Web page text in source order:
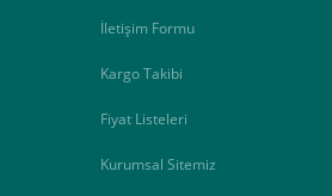
İletişim Formu
Kargo Takibi
Fiyat Listeleri
Kurumsal Sitemiz